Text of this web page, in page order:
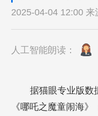
2025-04-04 12:00 来
人工智能朗读：
据猫眼专业版数
《哪吒之魔童闹海